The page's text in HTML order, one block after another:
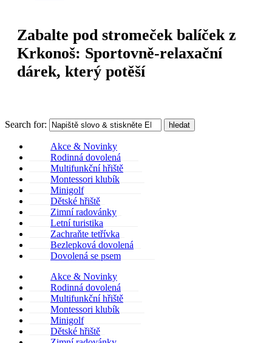
Zabalte pod stromeček balíček z
Krkonoš: Sportovně-relaxační
dárek, který potěší
Search for: hledat
Akce & Novinky
Rodinná dovolená
Multifunkční hřiště
Montessori klubík
Minigolf
Dětské hřiště
Zimní radovánky
Letní turistika
Zachraňte tetřívka
Bezlepková dovolená
Dovolená se psem
Akce & Novinky
Rodinná dovolená
Multifunkční hřiště
Montessori klubík
Minigolf
Dětské hřiště